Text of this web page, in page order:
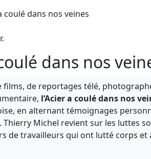
dans nos
films, de reportages télé,
l’Acier a coulé dans nos
en alternant témoignages
Michel revient sur les luttes
de travailleurs qui ont lutté corps et